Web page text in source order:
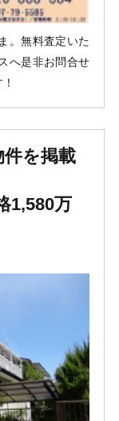
。無料査定いた
へ是非お問合せ
を掲載
1,580万